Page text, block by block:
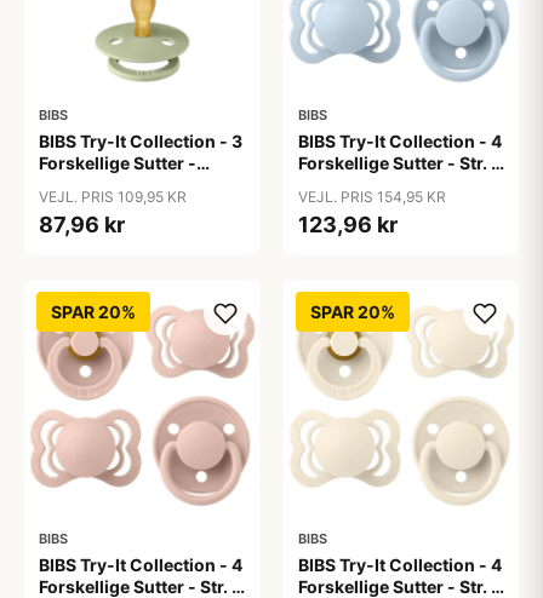
BIBS
BIBS Try-It Collection - 3
Forskellige Sutter -
VEJL. PRIS 109,95 KR
87,96 kr
BIBS
BIBS Try-It Collection - 4
Forskellige Sutter - Str. 1
VEJL. PRIS 154,95 KR
123,96 kr
SPAR 20%
BIBS
BIBS Try-It Collection - 4
Forskellige Sutter - Str. 1
SPAR 20%
BIBS
BIBS Try-It Collection - 4
Forskellige Sutter - Str. 1